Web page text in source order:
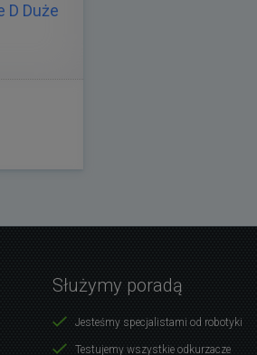
D Duże
Służymy poradą
Jesteśmy specjalistami od robotyki
Testujemy wszystkie odkurzacze